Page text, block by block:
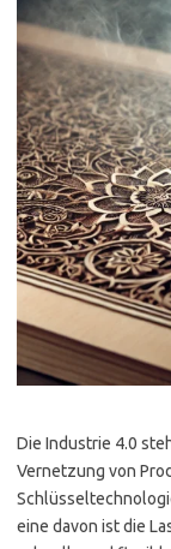
Die Industrie 4.0
Vernetzung von
eine davon ist die